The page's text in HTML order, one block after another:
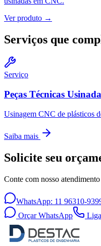
Ver produto →
Serviços que
Serviço
Peças Técnicas
Usinagem CNC de plásticos
Saiba mais
Solicite seu
Conte com nosso
WhatsApp: 11 96310-
Orçar WhatsApp